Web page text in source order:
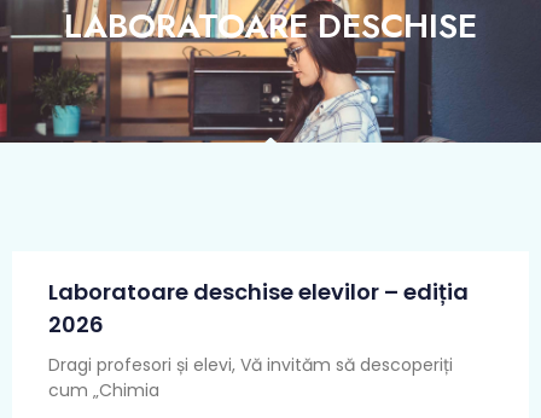
LABORATOARE DESCHISE
Laboratoare deschise elevilor – ediția
2026
Dragi profesori și elevi, Vă invităm să descoperiți
cum „Chimia